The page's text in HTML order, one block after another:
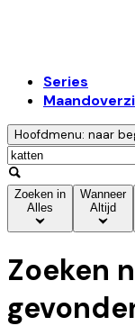
Series
Hoofdmenu: naar
Zoeken in
Alles
Wanneer
Altijd
Zoeken